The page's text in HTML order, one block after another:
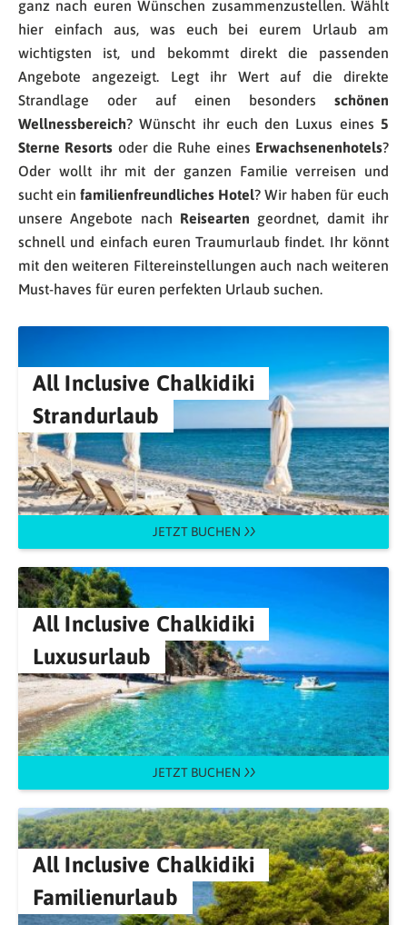
ganz nach euren Wünschen zusammenzustellen. Wählt
hier einfach aus, was euch bei eurem Urlaub am
wichtigsten ist, und bekommt direkt die passenden
Angebote angezeigt. Legt ihr Wert auf die direkte
Strandlage oder auf einen besonders schönen
Wellnessbereich? Wünscht ihr euch den Luxus eines 5
Sterne Resorts oder die Ruhe eines Erwachsenenhotels?
Oder wollt ihr mit der ganzen Familie verreisen und
sucht ein familienfreundliches Hotel? Wir haben für euch
unsere Angebote nach Reisearten geordnet, damit ihr
schnell und einfach euren Traumurlaub findet. Ihr könnt
mit den weiteren Filtereinstellungen auch nach weiteren
Must-haves für euren perfekten Urlaub suchen.
All Inclusive Chalkidiki
Strandurlaub
JETZT BUCHEN
All Inclusive Chalkidiki
Luxusurlaub
JETZT BUCHEN
All Inclusive Chalkidiki
Familienurlaub